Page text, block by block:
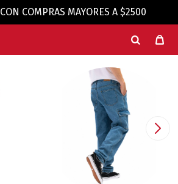
CON COMPRAS MAYORES A $2500